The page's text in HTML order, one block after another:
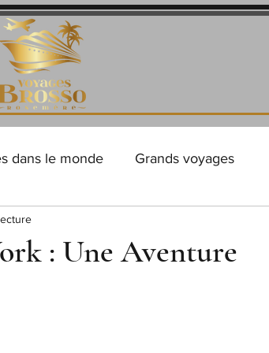
dans le monde Grands voyages
au bord de la mer
: Une Aventure